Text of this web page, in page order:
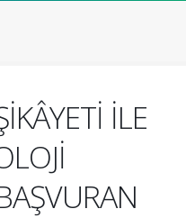
İLE